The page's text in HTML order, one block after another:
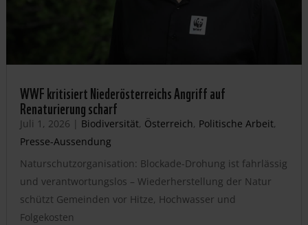
WWF kritisiert Niederösterreichs Angriff auf
Renaturierung scharf
Juli 1, 2026 | Biodiversität, Österreich, Politische Arbeit,
Presse-Aussendung
Naturschutzorganisation: Blockade-Drohung ist fahrlässig
und verantwortungslos – Wiederherstellung der Natur
schützt Gemeinden vor Hitze, Hochwasser und
Folgekosten